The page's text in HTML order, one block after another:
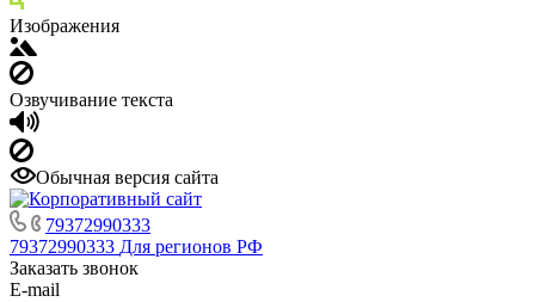
Изображения
Озвучивание текста
Обычная версия сайта
79372990333
79372990333 Для регионов РФ
Заказать звонок
E-mail